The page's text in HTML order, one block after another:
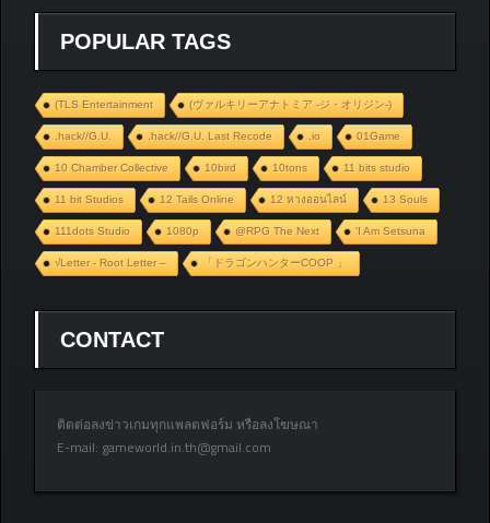
POPULAR TAGS
(TLS Entertainment (ヴァルキリーアナトミア ‐ジ・オリジン‐)
.hack//G.U. .hack//G.U. Last Recode .io 01Game
10 Chamber Collective 10bird 10tons 11 bits studio
11 bit Studios 12 Tails Online 12 หางออนไลน์ 13 Souls
111dots Studio 1080p @RPG The Next ‘I Am Setsuna
√Letter - Root Letter – 「ドラゴンハンターCOOP 」
CONTACT
ติดต่อลงข่าวเกมทุกแพลตฟอร์ม หรือลงโฆษณา
E-mail: gameworld.in.th@gmail.com